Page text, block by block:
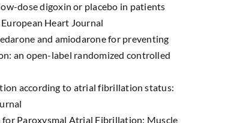
dose digoxin or placebo in patients
European Heart Journal
and amiodarone for preventing
an open-label randomized controlled
according to atrial fibrillation status:
Paroxysmal Atrial Fibrillation: Muscle